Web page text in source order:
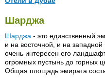
Admiral Plaza Hotel 4*
Al Batra 3*
Al Bustan Residence 4*
Al Bustan Rotana 5*
Шарджа
Шарджа - это единственный
и на восточной, и на западной
очень интересен его
огромных пустынь до горных
Общая площадь эмирата